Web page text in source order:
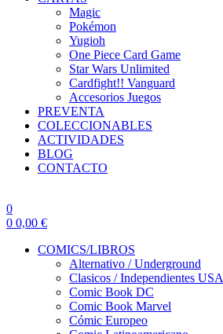
Magic
Pokémon
Yugioh
One Piece Card Game
Star Wars Unlimited
Cardfight!! Vanguard
Accesorios Juegos
PREVENTA
COLECCIONABLES
ACTIVIDADES
BLOG
CONTACTO
0
0 0,00 €
COMICS/LIBROS
Alternativo / Underground
Clasicos / Independientes USA
Comic Book DC
Comic Book Marvel
Cómic Europeo